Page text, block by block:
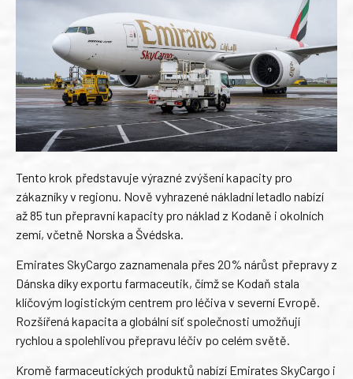
Tento krok představuje výrazné zvýšení kapacity pro
zákazníky v regionu. Nově vyhrazené nákladní letadlo nabízí
až 85 tun přepravní kapacity pro náklad z Kodaně i okolních
zemí, včetně Norska a Švédska.
Emirates SkyCargo zaznamenala přes 20% nárůst přepravy z
Dánska díky exportu farmaceutik, čímž se Kodaň stala
klíčovým logistickým centrem pro léčiva v severní Evropě.
Rozšířená kapacita a globální síť společnosti umožňují
rychlou a spolehlivou přepravu léčiv po celém světě.
Kromě farmaceutických produktů nabízí Emirates SkyCargo i